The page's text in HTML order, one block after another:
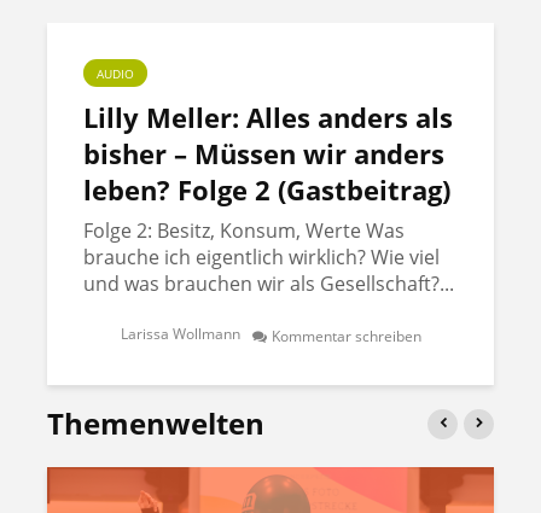
AUDIO
Lilly Meller: Alles anders als
bisher – Müssen wir anders
leben? Folge 2 (Gastbeitrag)
Folge 2: Besitz, Konsum, Werte Was
brauche ich eigentlich wirklich? Wie viel
und was brauchen wir als Gesellschaft?...
Larissa Wollmann Kommentar schreiben
Themenwelten